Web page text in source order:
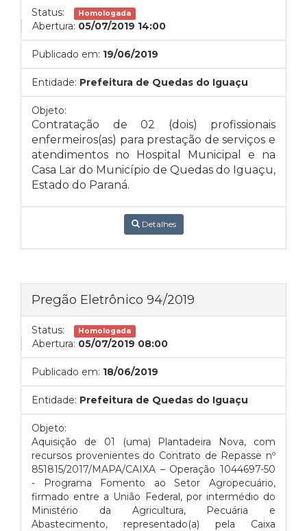
Status: Homologada
Abertura: 05/07/2019 14:00
Publicado em: 19/06/2019
Entidade: Prefeitura de Quedas do Iguaçu
Objeto:
Contratação de 02 (dois) profissionais
enfermeiros(as) para prestação de serviços e
atendimentos no Hospital Municipal e na
Casa Lar do Município de Quedas do Iguaçu,
Estado do Paraná.
Detalhes
Pregão Eletrônico 94/2019
Status: Homologada
Abertura: 05/07/2019 08:00
Publicado em: 18/06/2019
Entidade: Prefeitura de Quedas do Iguaçu
Objeto:
Aquisição de 01 (uma) Plantadeira Nova, com
recursos provenientes do Contrato de Repasse nº
851815/2017/MAPA/CAIXA – Operação 1044697-50
- Programa Fomento ao Setor Agropecuário,
firmado entre a União Federal, por intermédio do
Ministério da Agricultura, Pecuária e
Abastecimento, representado(a) pela Caixa